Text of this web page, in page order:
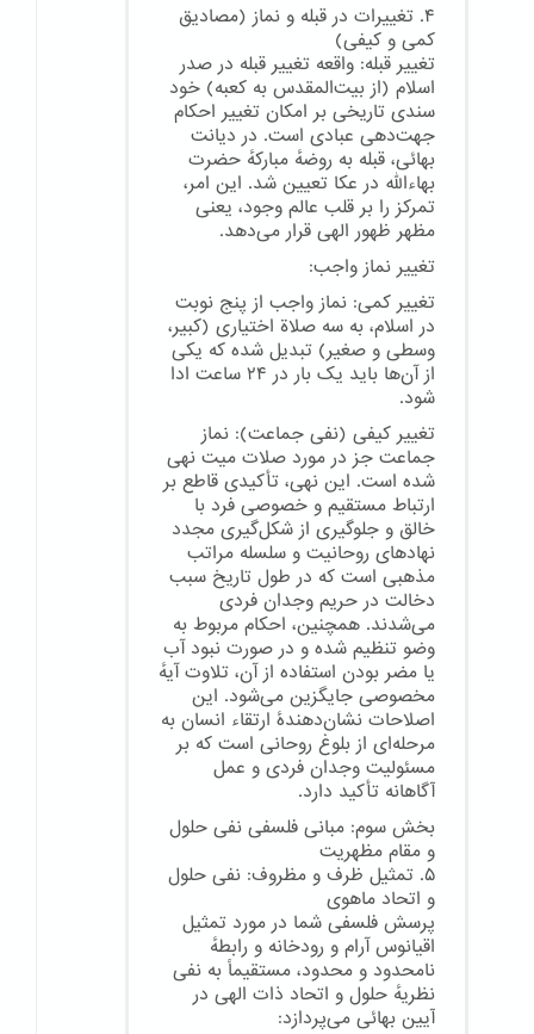
۴. تغییرات در قبله و نماز (مصادیق
کمی و کیفی)
تغییر قبله: واقعه تغییر قبله در صدر
اسلام (از بیت‌المقدس به کعبه) خود
سندی تاریخی بر امکان تغییر احکام
جهت‌دهی عبادی است. در دیانت
بهائی، قبله به روضهٔ مبارکهٔ حضرت
بهاءالله در عکا تعیین شد. این امر،
تمرکز را بر قلب عالم وجود، یعنی
مظهر ظهور الهی قرار می‌دهد.
تغییر نماز واجب:
تغییر کمی: نماز واجب از پنج نوبت
در اسلام، به سه صلاة اختیاری (کبیر،
وسطی و صغیر) تبدیل شده که یکی
از آن‌ها باید یک بار در ۲۴ ساعت ادا
شود.
تغییر کیفی (نفی جماعت): نماز
جماعت جز در مورد صلات میت نهی
شده است. این نهی، تأکیدی قاطع بر
ارتباط مستقیم و خصوصی فرد با
خالق و جلوگیری از شکل‌گیری مجدد
نهادهای روحانیت و سلسله مراتب
مذهبی است که در طول تاریخ سبب
دخالت در حریم وجدان فردی
می‌شدند. همچنین، احکام مربوط به
وضو تنظیم شده و در صورت نبود آب
یا مضر بودن استفاده از آن، تلاوت آیهٔ
مخصوصی جایگزین می‌شود. این
اصلاحات نشان‌دهندهٔ ارتقاء انسان به
مرحله‌ای از بلوغ روحانی است که بر
مسئولیت وجدان فردی و عمل
آگاهانه تأکید دارد.
بخش سوم: مبانی فلسفی نفی حلول
و مقام مظهریت
۵. تمثیل ظرف و مظروف: نفی حلول
و اتحاد ماهوی
پرسش فلسفی شما در مورد تمثیل
اقیانوس آرام و رودخانه و رابطهٔ
نامحدود و محدود، مستقیماً به نفی
نظریهٔ حلول و اتحاد ذات الهی در
آیین بهائی می‌پردازد: